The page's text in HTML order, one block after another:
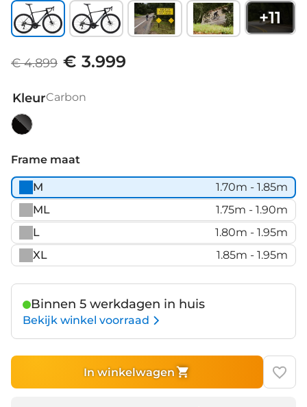
+11
€ 4.899 € 3.999
KleurCarbon
Frame maat
M
1.70m - 1.85m
ML
1.75m - 1.90m
L
1.80m - 1.95m
XL
1.85m - 1.95m
Binnen 5 werkdagen in huis
Bekijk winkel voorraad
In winkelwagen